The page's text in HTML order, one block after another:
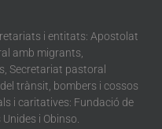
i entitats: Apostolat
amb migrants,
Secretariat pastoral
trànsit, bombers i cossos
i caritatives: Fundació de
i Obinso.